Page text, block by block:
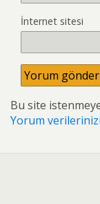
İnternet sitesi
Bu site
Yorum